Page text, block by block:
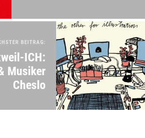
BEITRAG:
ICH:
Musiker
Cheslo